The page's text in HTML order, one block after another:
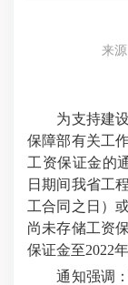
来
为支持建
保障部有关工
工资保证金的
日期间我省工
工合同之日）
尚未存储工资
保证金至2022年
通知强调